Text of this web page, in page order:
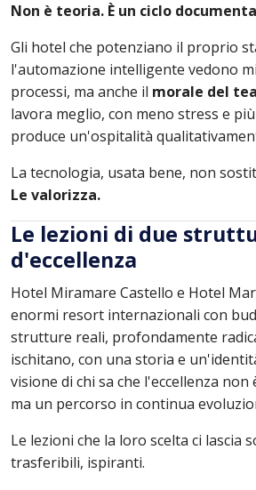
Non è teoria. È un ciclo
Gli hotel che potenziano il proprio
l'automazione intelligente vedono
processi, ma anche il morale del
lavora meglio, con meno stress e
produce un'ospitalità
La tecnologia, usata bene, non
Le valorizza.
Le lezioni di due
d'eccellenza
Hotel Miramare Castello e Hotel
enormi resort internazionali con
strutture reali, profondamente
ischitano, con una storia e
visione di chi sa che l'eccellenza
ma un percorso in continua
Le lezioni che la loro scelta ci lascia
trasferibili, ispiranti.